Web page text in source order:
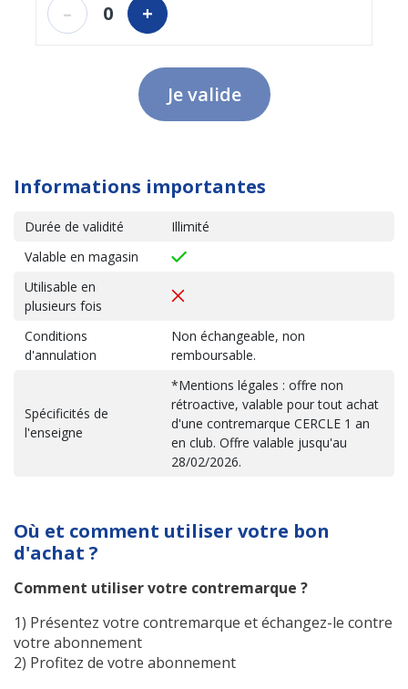
– 0 +
Je valide
Informations importantes
Durée de validité
Illimité
Valable en magasin
Utilisable en
plusieurs fois
Conditions
d'annulation
Non échangeable, non
remboursable.
Spécificités de
l'enseigne
*Mentions légales : offre non
rétroactive, valable pour tout achat
d'une contremarque CERCLE 1 an
en club. Offre valable jusqu'au
28/02/2026.
Où et comment utiliser votre bon
d'achat ?
Comment utiliser votre contremarque ?
1) Présentez votre contremarque et échangez-le contre
votre abonnement
2) Profitez de votre abonnement